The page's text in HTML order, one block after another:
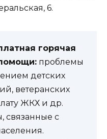
6.
горячая
проблемы
детских
ветеранских
ЖКХ и др.
связанные с